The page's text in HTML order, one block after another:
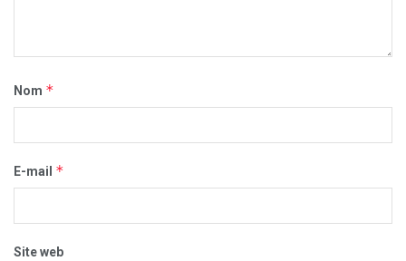
Nom *
E-mail *
Site web